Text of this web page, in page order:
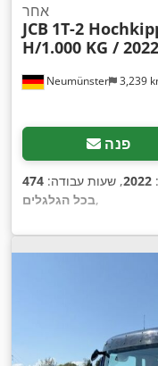
Neumünster 3,239
אחר
JCB 1T-2
H/1.000 KG /
פנה
2022, שעות עבודה:
בכל הגלגלים,